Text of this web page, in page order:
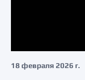
18 февраля 2026 г.